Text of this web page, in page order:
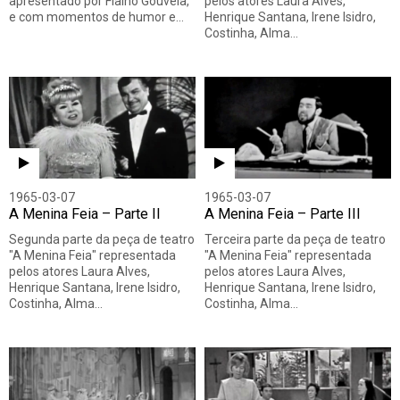
e com momentos de humor e…
Henrique Santana, Irene Isidro,
Costinha, Alma…
1965-03-07
A Menina Feia – Parte II
Segunda parte da peça de teatro
"A Menina Feia" representada
pelos atores Laura Alves,
Henrique Santana, Irene Isidro,
Costinha, Alma…
1965-03-07
A Menina Feia – Parte III
Terceira parte da peça de teatro
"A Menina Feia" representada
pelos atores Laura Alves,
Henrique Santana, Irene Isidro,
Costinha, Alma…